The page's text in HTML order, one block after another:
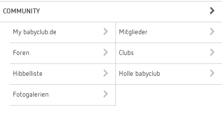
COMMUNITY
My babyclub.de Mitglieder
Foren Clubs
Hibbelliste Holle babyclub
Fotogalerien